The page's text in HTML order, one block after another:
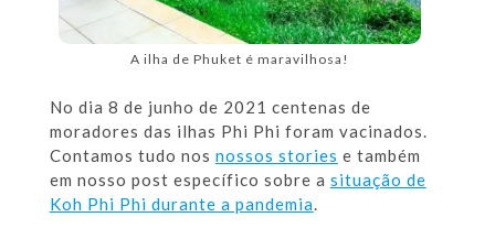
A ilha de Phuket é maravilhosa!
No dia 8 de junho de 2021 centenas de
moradores das ilhas Phi Phi foram vacinados.
Contamos tudo nos nossos stories e também
em nosso post específico sobre a situação de
Koh Phi Phi durante a pandemia